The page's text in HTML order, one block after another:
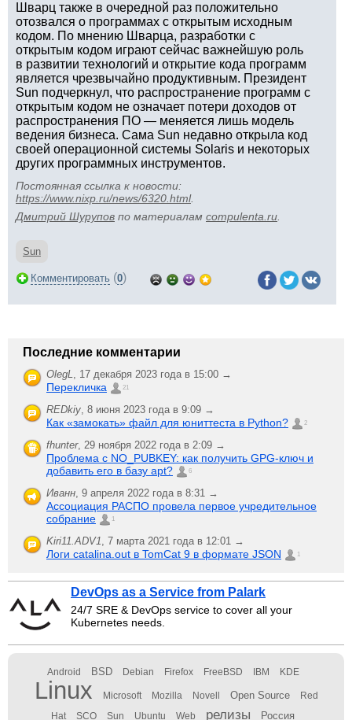
Шварц также в очередной раз положительно
отозвался о программах с открытым исходным
кодом. По мнению Шварца, разработки с
открытым кодом играют сейчас важнейшую роль
в развитии технологий и открытие кода программ
является чрезвычайно продуктивным. Президент
Sun подчеркнул, что распространение программ с
открытым кодом не означает потери доходов от
распространения ПО — меняется лишь модель
ведения бизнеса. Сама Sun недавно открыла код
своей операционной системы Solaris и некоторых
других программных инструментов.
Постоянная ссылка к новости:
https://www.nixp.ru/news/6320.html.
Дмитрий Шурупов по материалам compulenta.ru
Sun
Комментировать (0)
Последние комментарии
OlegL, 17 декабря 2023 года в 15:00 →
Перекличка 21
REDkiy, 8 июня 2023 года в 9:09 →
Как «замокать» файл для юниттеста в Python? 2
fhunter, 29 ноября 2022 года в 2:09 →
Проблема с NO_PUBKEY: как получить GPG-ключ и
добавить его в базу apt?
6
Иванн, 9 апреля 2022 года в 8:31 →
Ассоциация РАСПО провела первое учредительное
собрание
1
Kiri11.ADV1, 7 марта 2021 года в 12:01 →
Логи catalina.out в TomCat 9 в формате JSON 1
DevOps as a Service from Palark
24/7 SRE & DevOps service to cover all your
Kubernetes needs.
Android BSD Debian Firefox FreeBSD IBM KDE
Linux Microsoft Mozilla Novell Open Source Red
Hat SCO Sun Ubuntu Web релизы Россия